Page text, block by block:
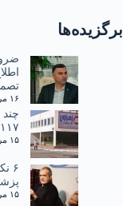
برگزیده‌ها
۱۶ مرداد ۱۴۰۵
۱۱۷ درصد
۱۵ مرداد ۱۴۰۵
۱۵ مرداد ۱۴۰۵